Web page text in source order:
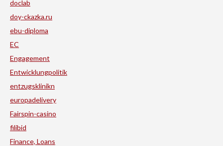
doclab
doy-ckazka.ru
ebu-diploma
EC
Engagement
Entwicklungpolitik
entzugsklinikn
europadelivery
Fairspin-casino
filibid
Finance, Loans